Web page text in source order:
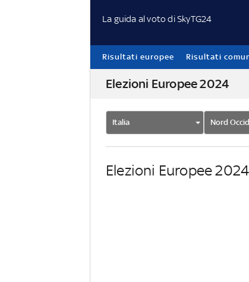
La guida al voto di SkyTG24
Risultati europee Risultati
Elezioni Europee 2024
Italia Nord
Elezioni Europee